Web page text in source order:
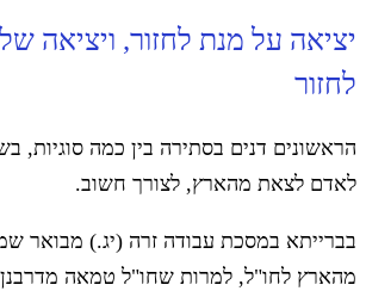
יציאה על מנת לחזור, ויציאה
לחזור
הראשונים דנים בסתירה בין כמה סוגיות,
לאדם לצאת מהארץ, לצורך חשוב.
בברייתא במסכת עבודה זרה (יג.) מבואר
מהארץ לחו"ל, למרות שחו"ל טמאה